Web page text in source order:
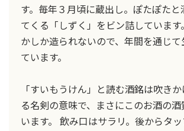
す。毎年３月頃に蔵出し。ぽたぽたと
てくる「しずく」をビン詰しています
かしか造られないので、年間を通じ
ています。
「すいもうけん」と読む酒銘は吹き
る名剣の意味で、まさにこのお酒の酒
います。 飲み口はサラリ。後からタ